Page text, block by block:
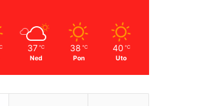
37 ℃
Ned
38 ℃
Pon
40 ℃
Uto